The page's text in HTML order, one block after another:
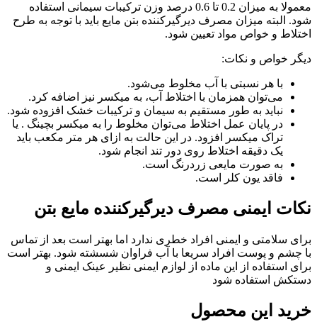
معمولا به میزان 0.2 تا 0.6 درصد وزن ترکیبات سیمانی استفاده
شود. البته میزان مصرف دیرگیرکننده بتن مایع باید با توجه به طرح
اختلاط و خواص مواد تعیین شود.
دیگر خواص و نکات:
با هر نسبتی با آب مخلوط می‌شود.
می‌توان همزمان با اختلاط آب، به میکسر نیز اضافه کرد.
نباید به طور مستقیم به سیمان و ترکیبات خشک افزوده شود.
در پایان عمل اختلاط می‌توان مخلوط را به میکسر بچینگ . یا
تراک میکسر افزود. در این حالت به ازای هر متر مکعب باید
یک دقیقه اختلاط روی دور تند انجام شود.
به صورت مایعی زردرنگ است.
فاقد یون کلر است.
نکات ایمنی مصرف دیرگیرکننده مایع بتن
برای سلامتی و ایمنی افراد خطری ندارد اما بهتر است بعد از تماس
با چشم و پوست افراد سریعا با آب فراوان شسشته شود. بهتر است
برای استفاده از این ماده از لوازم ایمنی نظیر عینک ایمنی و
دستکش استفاده شود
خرید این محصول